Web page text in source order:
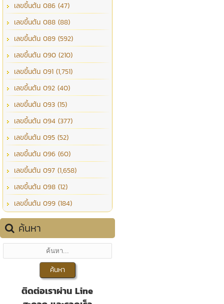
เลขขึ้นต้น 086 (47)
เลขขึ้นต้น 088 (88)
เลขขึ้นต้น 089 (592)
เลขขึ้นต้น 090 (210)
เลขขึ้นต้น 091 (1,751)
เลขขึ้นต้น 092 (40)
เลขขึ้นต้น 093 (15)
เลขขึ้นต้น 094 (377)
เลขขึ้นต้น 095 (52)
เลขขึ้นต้น 096 (60)
เลขขึ้นต้น 097 (1,658)
เลขขึ้นต้น 098 (12)
เลขขึ้นต้น 099 (184)
ค้นหา
ติดต่อเราผ่าน Line